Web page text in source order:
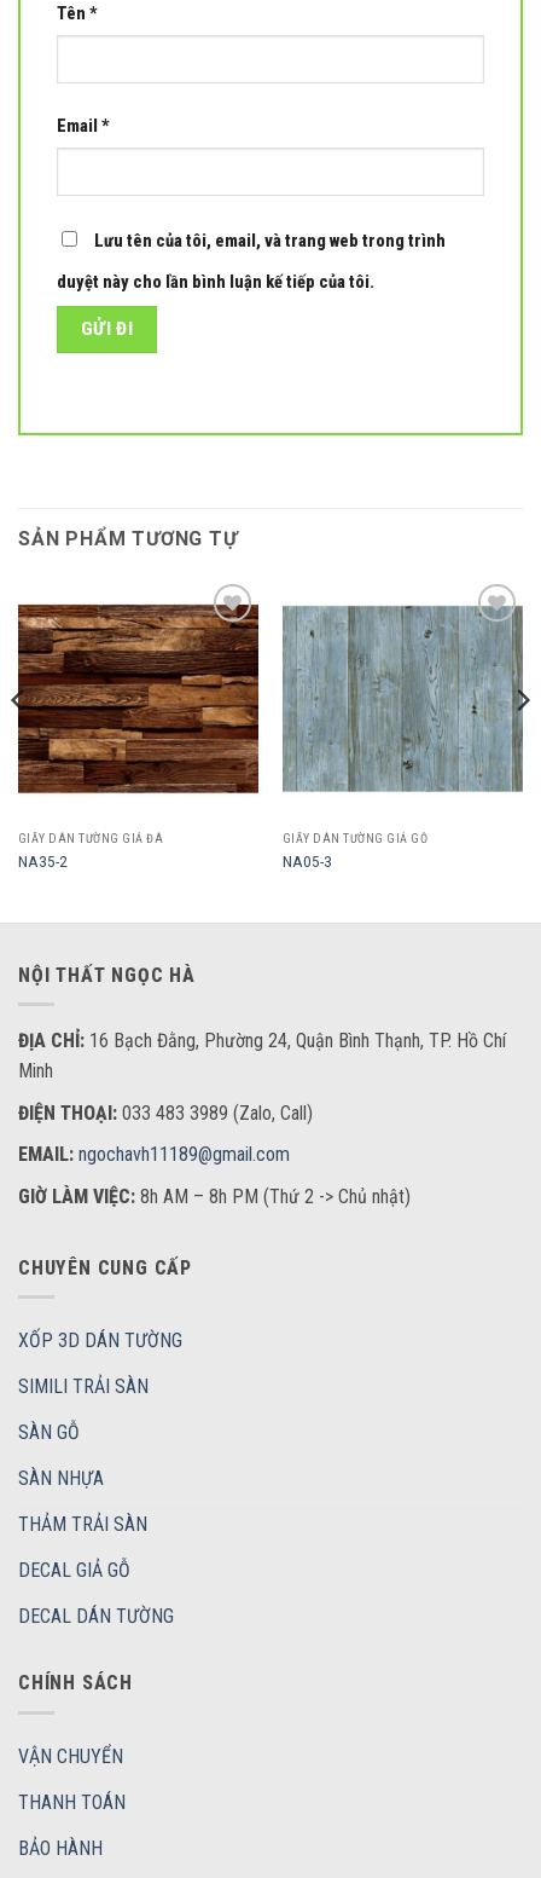
Tên *
Email *
Lưu tên của tôi, email, và trang web trong trình
duyệt này cho lần bình luận kế tiếp của tôi.
SẢN PHẨM TƯƠNG TỰ
Add to
wishlist
GIẤY DÁN TƯỜNG GIẢ ĐÁ
NA35-2
Add to
wishlist
GIẤY DÁN TƯỜNG GIẢ GỖ
NA05-3
NỘI THẤT NGỌC HÀ
ĐỊA CHỈ: 16 Bạch Đằng, Phường 24, Quận Bình Thạnh, TP. Hồ Chí
Minh
ĐIỆN THOẠI: 033 483 3989 (Zalo, Call)
EMAIL: ngochavh11189@gmail.com
GIỜ LÀM VIỆC: 8h AM – 8h PM (Thứ 2 -> Chủ nhật)
CHUYÊN CUNG CẤP
XỐP 3D DÁN TƯỜNG
SIMILI TRẢI SÀN
SÀN GỖ
SÀN NHỰA
THẢM TRẢI SÀN
DECAL GIẢ GỖ
DECAL DÁN TƯỜNG
CHÍNH SÁCH
VẬN CHUYỂN
THANH TOÁN
BẢO HÀNH